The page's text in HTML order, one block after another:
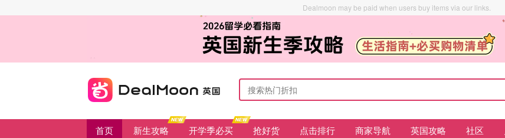
Dealmoon may be paid when users buy items via our links.
首页 新生攻略 开学季必买 抢好货 点击排行 商家导航 英国攻略 社区